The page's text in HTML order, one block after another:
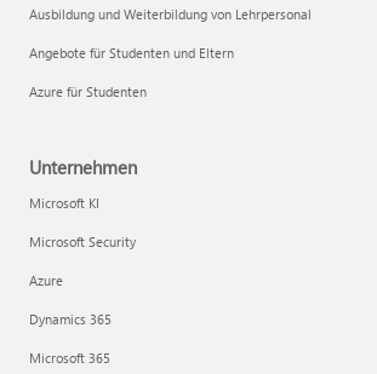
Ausbildung und Weiterbildung von Lehrpersonal
Angebote für Studenten und Eltern
Azure für Studenten
Unternehmen
Microsoft KI
Microsoft Security
Azure
Dynamics 365
Microsoft 365